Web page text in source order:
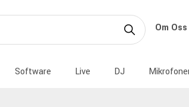
Om Oss
Software Live DJ